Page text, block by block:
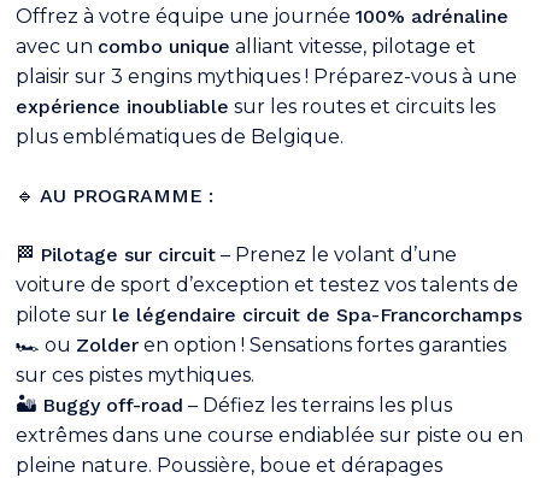
Offrez à votre équipe une journée100% adrénaline
avec un combo unique alliant vitesse, pilotage et
plaisir sur 3 engins mythiques ! Préparez-vous à une
expérience inoubliable sur les routes et circuits les
plus emblématiques de Belgique.
🔹 AU PROGRAMME :
🏁 Pilotage sur circuit – Prenez le volant d’une
voiture de sport d’exception et testez vos talents de
pilote sur le légendaire circuit de Spa-Francorchamps
🏎️ ou Zolder en option ! Sensations fortes garanties
sur ces pistes mythiques.
🏜️ Buggy off-road – Défiez les terrains les plus
extrêmes dans une course endiablée sur piste ou en
pleine nature. Poussière, boue et dérapages